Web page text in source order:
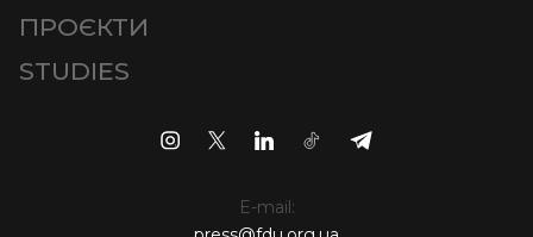
ПРОЄКТИ
STUDIES
E-mail: